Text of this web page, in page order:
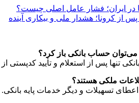
در ایران؛ فشار عامل اصلی چیست؟
از کرونا؛ هشدار ملی و بیکاری آینده
می‌توان حساب بانکی باز کرد؟
تنها پس از استعلام و تأیید کدپستی
ملکی هستند؟
تسهیلات و دیگر خدمات پایه بانکی.